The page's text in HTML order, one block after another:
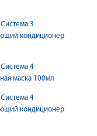
3
кондиционер
4
маска 100мл
4
кондиционер